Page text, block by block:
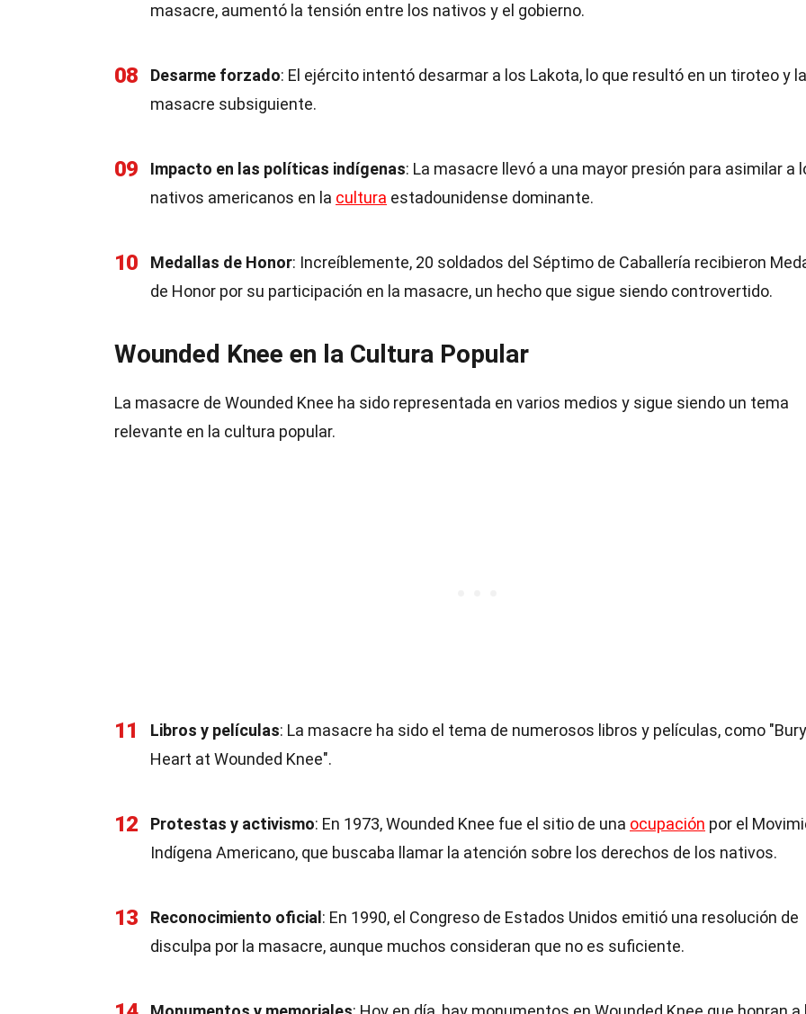
masacre, aumentó la tensión entre los nativos y el gobierno.
08 Desarme forzado: El ejército intentó desarmar a los Lakota, lo que resultó en un tiroteo y la
masacre subsiguiente.
09 Impacto en las políticas indígenas: La masacre llevó a una mayor presión para asimilar a
nativos americanos en la cultura estadounidense dominante.
10 Medallas de Honor: Increíblemente, 20 soldados del Séptimo de Caballería recibieron
de Honor por su participación en la masacre, un hecho que sigue siendo controvertido.
Wounded Knee en la Cultura Popular
La masacre de Wounded Knee ha sido representada en varios medios y sigue siendo un tema
relevante en la cultura popular.
11 Libros y películas: La masacre ha sido el tema de numerosos libros y películas, como
Heart at Wounded Knee".
12 Protestas y activismo: En 1973, Wounded Knee fue el sitio de una ocupación por el
Indígena Americano, que buscaba llamar la atención sobre los derechos de los nativos.
13 Reconocimiento oficial : En 1990, el Congreso de Estados Unidos emitió una resolución de
disculpa por la masacre, aunque muchos consideran que no es suficiente.